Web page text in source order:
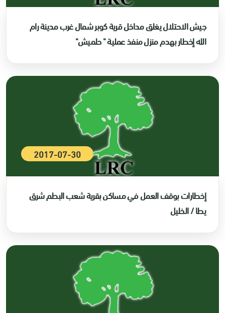
جيش الاحتلال يغلق مداخل قرية كوبر شمال غرب مدينة رام
الله إخطار بهدم منزل منفذ عملية " حلميش"
2017-07-30
إخطارات بوقف العمل في مساكن بقرية شعب البطم شرق
يطا / الخليل